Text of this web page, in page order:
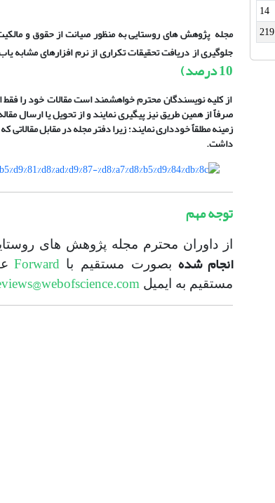
14
219
مجله پژوهش های روستایی به منظور صیانت از حقوق و
جلوگیری از دریافت تحقیقات تکراری از نرم افزارهای مشابه
10 درصد)
از کلیه نویسندگان محترم خواهشمند است مقالات خود را
صرفاً از همین طریق نیز پیگیری نمایند و از تحویل یا ارسال
زمینه مطلقاً خودداری نمایند؛ زیرا دفتر مجله در مقابل
داشت.
توجه مهم
از داوران محترم مجله پژوهش های
انجام شدهبصورت مستقیم با Forward
مستقیم به ایمیل